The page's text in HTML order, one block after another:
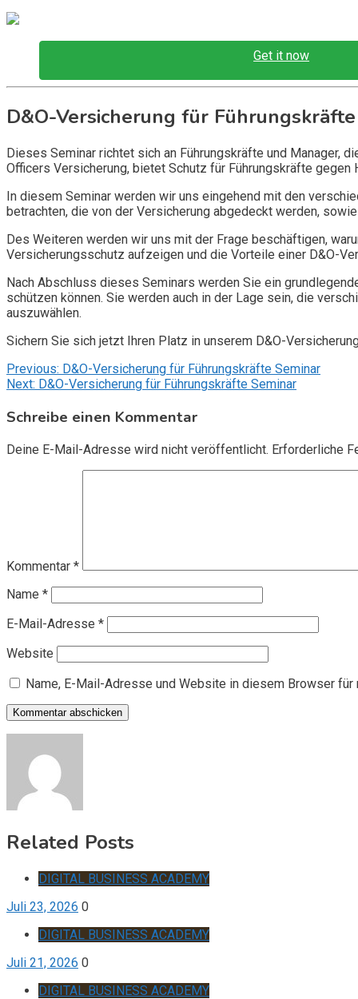
Get it now
D&O-Versicherung für
Dieses Seminar richtet sich an Führungskräfte und Manager,
Officers Versicherung, bietet Schutz für Führungskräfte
In diesem Seminar werden wir uns eingehend mit den
betrachten, die von der Versicherung abgedeckt werden,
Des Weiteren werden wir uns mit der Frage beschäftigen,
Versicherungsschutz aufzeigen und die Vorteile einer D&O-
Nach Abschluss dieses Seminars werden Sie ein
schützen können. Sie werden auch in der Lage sein, die
auszuwählen.
Sichern Sie sich jetzt Ihren Platz in unserem D&O-
Beitragsnavigation
Previous: D&O-Versicherung für Führungskräfte Seminar
Next: D&O-Versicherung für Führungskräfte Seminar
Schreibe einen Kommentar
Deine E-Mail-Adresse wird nicht veröffentlicht. Erforderliche
Kommentar *
Name *
E-Mail-Adresse *
Website
Name, E-Mail-Adresse und Website in diesem Browser
Related Posts
DIGITAL BUSINESS ACADEMY
Juli 23, 2026 0
DIGITAL BUSINESS ACADEMY
Juli 21, 2026 0
DIGITAL BUSINESS ACADEMY